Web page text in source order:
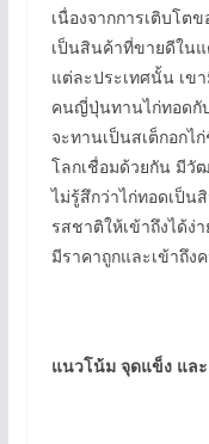
เนื่องจากการเติบโต
เป็นสินค้าที่ขายดีใน
แต่ละประเทศนั้น เข
คนญี่ปุ่นทานไก่ทอดกั
จะทานเป็นสเต็กอกไ
โลกเชื่อมด้วยกัน มีวั
ไม่รู้สึกว่าไก่ทอดเป็น
รสชาติให้เข้าถึงได้ง่
มีราคาถูกและเข้าถึง
แนวโน้ม จุดแข็ง แล